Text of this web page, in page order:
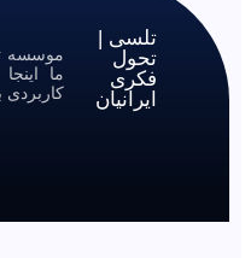
تلسی |
تحول
فکری
ایرانیان
موسسه
ما